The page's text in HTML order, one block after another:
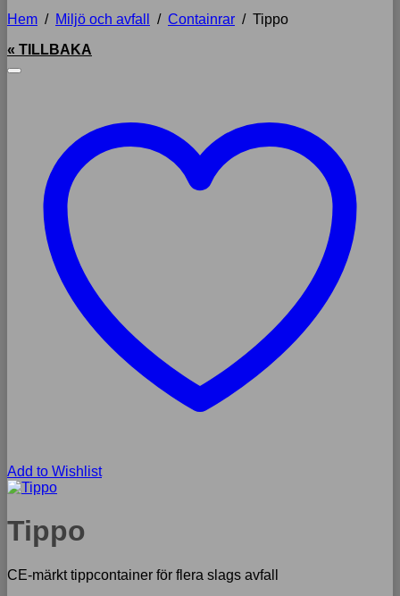
Hem / Miljö och avfall / Containrar / Tippo
« TILLBAKA
Add to Wishlist
Tippo
CE-märkt tippcontainer för flera slags avfall